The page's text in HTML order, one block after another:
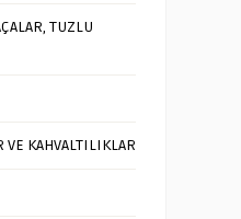
TUZLU
VE KAHVALTILIKLAR